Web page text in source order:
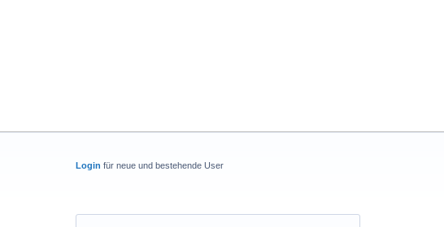
Login für neue und bestehende User